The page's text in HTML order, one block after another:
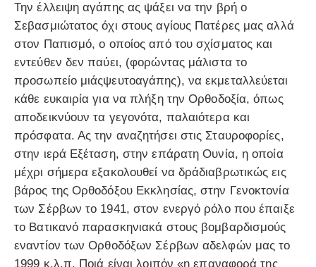
Την έλλειψη αγάπης ας ψάξει να την βρή ο
Σεβασμιώτατος όχι στους αγίους Πατέρες μας αλλά
στον Παπισμό, ο οποίος από του σχίσματος και
εντεύθεν δεν παύει, (φορώντας μάλιστα το
προσωπείο μιάςψευτοαγάπης), να εκμεταλλεύεται
κάθε ευκαιρία για να πλήξη την Ορθοδοξία, όπως
αποδεικνύουν τα γεγονότα, παλαιότερα και
πρόσφατα. Ας την αναζητήσει στις Σταυροφορίες,
στην ιερά Εξέταση, στην επάρατη Ουνία, η οποία
μέχρι σήμερα εξακολουθεί να δράδιαβρωτικώς εις
βάρος της Ορθοδόξου Εκκλησίας, στην Γενοκτονία
των Σέρβων το 1941, στον ενεργό ρόλο που έπαιξε
το Βατικανό παρασκηνιακά στους βομβαρδισμούς
εναντίον των Ορθοδόξων Σέρβων αδελφών μας το
1999 κ.λ.π. Ποιά είναι λοιπόν «η επαναφορά της